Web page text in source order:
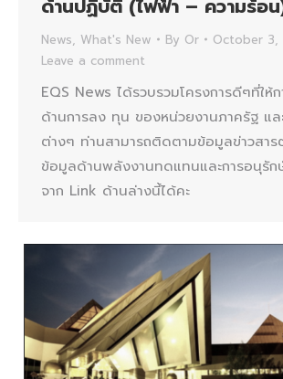
ด้านปฏิบัติ (ไฟฟ้า – ความร้อ
News, What's New By Or
October 3,
Leave a comment
EQS News ได้รวบรวมโครงการดีๆที่ให้
ด้านการลง ทุน ของหน่วยงานภาครัฐ แล
ต่างๆ ท่านสามารถติดตามข้อมูลข่าวสาร
ข้อมูลด้านพลังงานทดแทนและการอนุรั
จาก Link ด้านล่างนี้ได้คะ